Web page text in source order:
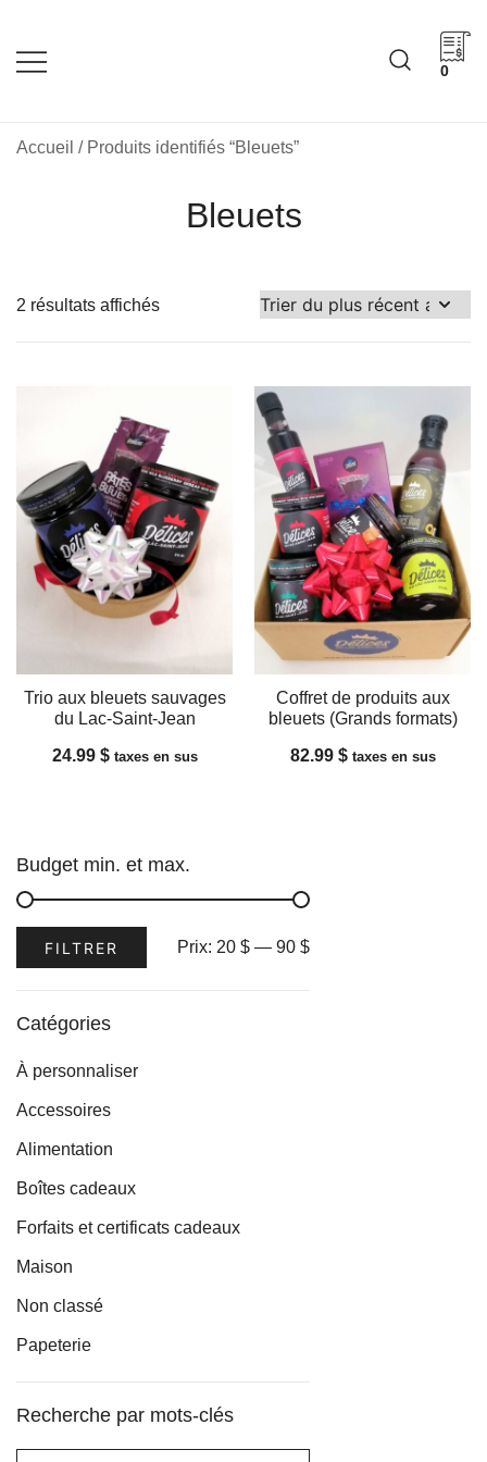
content
0
Accueil / Produits identifiés “Bleuets”
Bleuets
2 résultats affichésTrié
plus
ancien
Trio aux bleuets sauvages
du Lac-Saint-Jean
24.99 $ taxes en sus
Coffret de produits aux
bleuets (Grands formats)
82.99 $ taxes en sus
Budget min. et max.
FILTRER Prix: 20 $ — 90 $
Catégories
À personnaliser
Accessoires
Alimentation
Boîtes cadeaux
Forfaits et certificats cadeaux
Maison
Non classé
Papeterie
Recherche par mots-clés